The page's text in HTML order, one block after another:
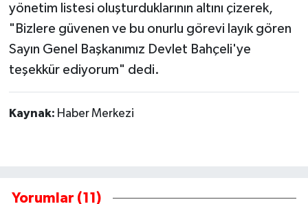
yönetim listesi oluşturduklarının altını çizerek,
"Bizlere güvenen ve bu onurlu görevi layık gören
Sayın Genel Başkanımız Devlet Bahçeli'ye
teşekkür ediyorum" dedi.
Kaynak: Haber Merkezi
Yorumlar (11)